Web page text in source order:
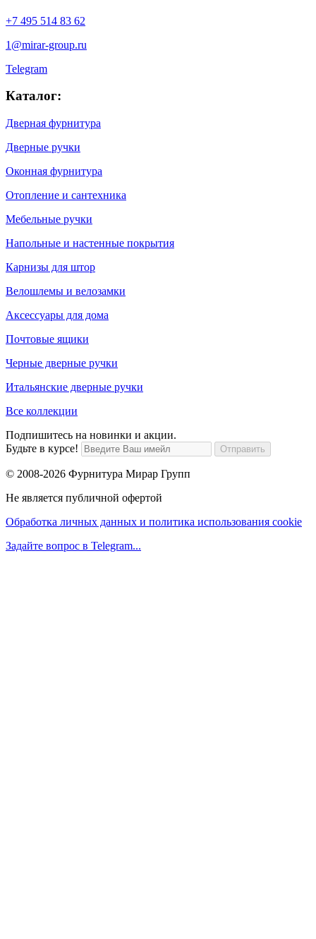
+7 495 514 83 62
1@mirar-group.ru
Telegram
Каталог:
Дверная фурнитура
Дверные ручки
Оконная фурнитура
Отопление и сантехника
Мебельные ручки
Напольные и настенные покрытия
Карнизы для штор
Велошлемы и велозамки
Аксессуары для дома
Почтовые ящики
Черные дверные ручки
Итальянские дверные ручки
Все коллекции
Подпишитесь на новинки и акции.
Будьте в курсе!
© 2008-2026 Фурнитура Мирар Групп
Не является публичной офертой
Обработка личных данных и политика использования cookie
Задайте вопрос в Telegram...